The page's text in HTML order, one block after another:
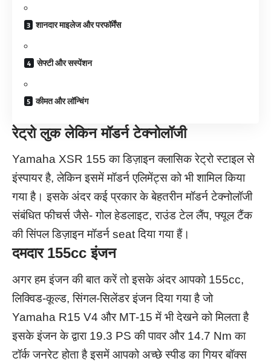
शानदार माइलेज और परफॉर्मेंस
सेफ्टी और सस्पेंशन
कीमत और लॉन्चिंग
रेट्रो लुक लेकिन मॉडर्न टेक्नोलॉजी
Yamaha XSR 155 का डिज़ाइन क्लासिक रेट्रो स्टाइल से
इंस्पायर है, लेकिन इसमें मॉडर्न एलिमेंट्स को भी शामिल किया
गया है। इसके अंदर कई प्रकार के बेहतरीन मॉडर्न टेक्नोलॉजी
संबंधित फीचर्स जैसे- गोल हेडलाइट, राउंड टेल लैंप, फ्यूल टैंक
की सिंपल डिज़ाइन मॉडर्न seat दिया गया हैं।
दमदार 155cc इंजन
अगर हम इंजन की बात करें तो इसके अंदर आपको 155cc,
लिक्विड-कूल्ड, सिंगल-सिलेंडर इंजन दिया गया है जो
Yamaha R15 V4 और MT-15 में भी देखने को मिलता है
इसके इंजन के द्वारा 19.3 PS की पावर और 14.7 Nm का
टॉर्क जनरेट होता है इसमें आपको अच्छे स्पीड का गियर बॉक्स